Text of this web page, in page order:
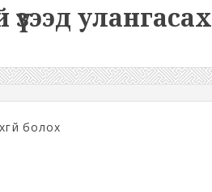
үзээд улангасах
болох